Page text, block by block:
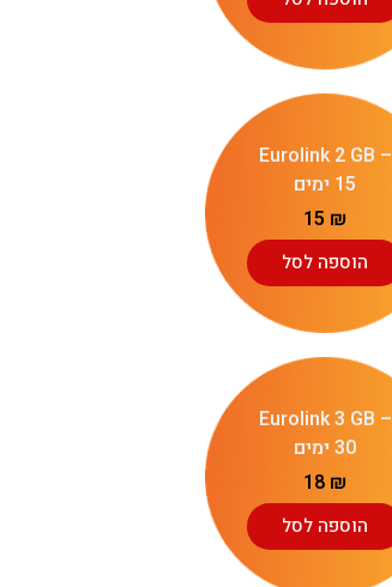
Eurolink 2 GB –
15 ימים
15 ₪
הוספה לסל
Eurolink 3 GB –
30 ימים
18 ₪
הוספה לסל